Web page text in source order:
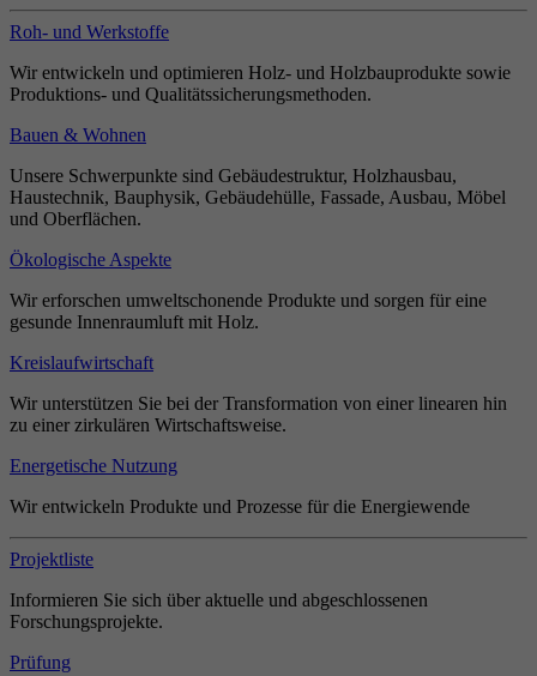
Roh- und Werkstoffe
Wir entwickeln und optimieren Holz- und Holzbauprodukte sowie
Produktions- und Qualitätssicherungsmethoden.
Bauen & Wohnen
Unsere Schwerpunkte sind Gebäudestruktur, Holzhausbau,
Haustechnik, Bauphysik, Gebäudehülle, Fassade, Ausbau, Möbel
und Oberflächen.
Ökologische Aspekte
Wir erforschen umweltschonende Produkte und sorgen für eine
gesunde Innenraumluft mit Holz.
Kreislaufwirtschaft
Wir unterstützen Sie bei der Transformation von einer linearen hin
zu einer zirkulären Wirtschaftsweise.
Energetische Nutzung
Wir entwickeln Produkte und Prozesse für die Energiewende
Projektliste
Informieren Sie sich über aktuelle und abgeschlossenen
Forschungsprojekte.
Prüfung